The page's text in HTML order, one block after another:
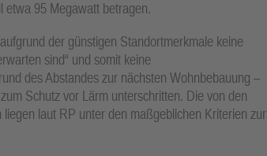
etwa 95 Megawatt betragen.
der günstigen Standortmerkmale keine
sind“ und somit keine
des Abstandes zur nächsten Wohnbebauung –
Schutz vor Lärm unterschritten. Die von den
laut RP unter den maßgeblichen Kriterien zur